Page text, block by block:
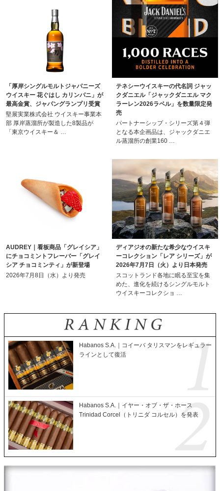
「厚岸シングルモルトジャパニーズ
ウイスキー 花ぐはし カリンパニ」が
最高金賞、ジャパングランプリ受賞
堅展実業株式会社 ウイスキー事業本
部 厚岸蒸溜所が製造した8製品が
「東京ウイスキー＆ …
テネシーウイスキーの代名詞 ジャッ
クダニエル「ジャックダニエル マク
ラーレン2026ラベル」を数量限定発
売
パートナーシップ・シリーズ第４弾
となる本企画品は、ジャックダニエ
ル蒸溜所の創業160 …
AUDREY｜看板商品「グレイシア」
にチョコミントフレーバー「グレイ
シア チョコミンティ」が新登場
2026年7月8日（水）より発売
ディアジオの新たな希少なウイスキ
ーコレクション「レア シリーズ」が
2026年7月7日（火）より日本発売
スコットランド各地に眠る至宝を集
めた、進化を続けるシングルモルト
ウイスキーコレクショ …
Habanos S.A.｜コイーバ タリスマンをレギュラー
ラインとして復活
Habanos S.A.｜イヤー・オブ・ザ・ホース
Trinidad Corcel（トリニダ コルセル）を発表